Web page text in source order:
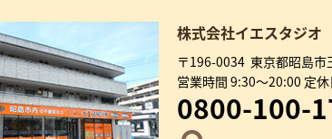
株式会社イエスタジオ
〒196-0034 東京都昭島市
営業時間 9:30～20:00 定休
0800-100-